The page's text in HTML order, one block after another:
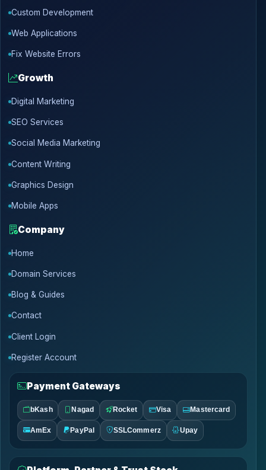
Custom Development
Web Applications
Fix Website Errors
Growth
Digital Marketing
SEO Services
Social Media Marketing
Content Writing
Graphics Design
Mobile Apps
Company
Home
Domain Services
Blog & Guides
Contact
Client Login
Register Account
Payment Gateways
bKash Nagad Rocket Visa Mastercard
AmEx PayPal SSLCommerz Upay